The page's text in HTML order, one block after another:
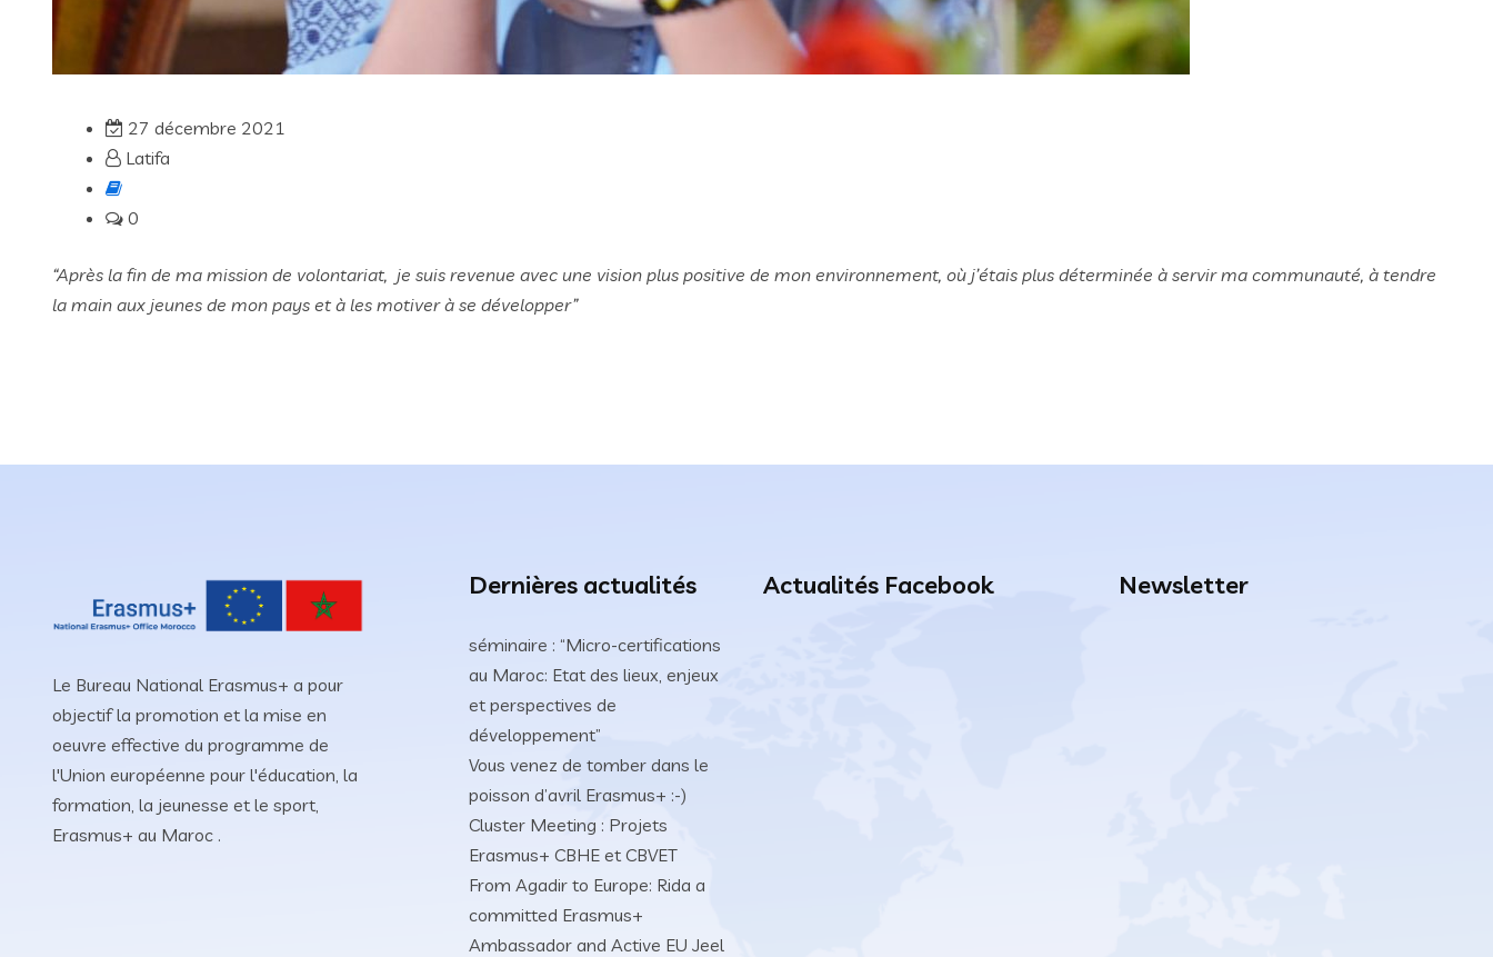
27 décembre 2021
Latifa
0
“Après la fin de ma mission de volontariat, je suis revenue avec une vision plus positive de mon environnement, où j’étais plus déterminée à servir ma communauté, à tendre
la main aux jeunes de mon pays et à les motiver à se développer”
Le Bureau National Erasmus+ a pour
objectif la promotion et la mise en
oeuvre effective du programme de
l'Union européenne pour l'éducation, la
formation, la jeunesse et le sport,
Erasmus+ au Maroc .
Dernières actualités
séminaire : “Micro-certifications
au Maroc: Etat des lieux, enjeux
et perspectives de
développement”
Vous venez de tomber dans le
poisson d’avril Erasmus+ :-)
Cluster Meeting : Projets
Erasmus+ CBHE et CBVET
From Agadir to Europe: Rida a
committed Erasmus+
Ambassador and Active EU Jeel
Actualités Facebook Newsletter